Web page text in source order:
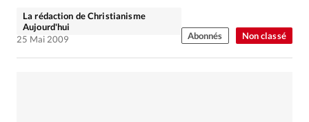
Non classé
La rédaction de Christianisme
Aujourd'hui
25 Mai 2009
Abonnés